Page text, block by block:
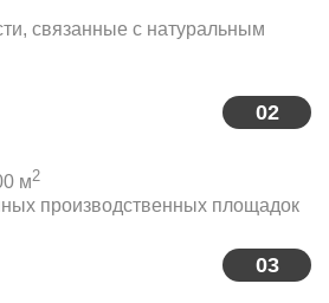
связанные с натуральным
02
м2
производственных площадок
03